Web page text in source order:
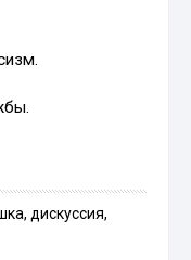
, дискуссия,